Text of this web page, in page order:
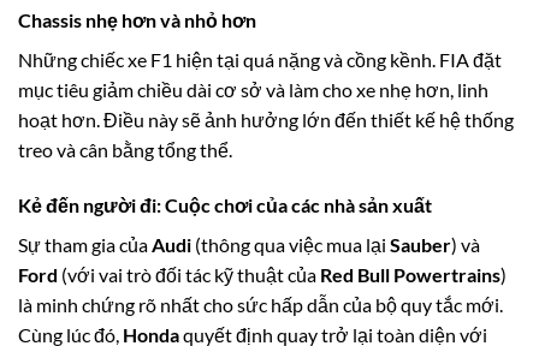
Chassis nhẹ hơn và nhỏ hơn
Những chiếc xe F1 hiện tại quá nặng và cồng kềnh. FIA đặt
mục tiêu giảm chiều dài cơ sở và làm cho xe nhẹ hơn, linh
hoạt hơn. Điều này sẽ ảnh hưởng lớn đến thiết kế hệ thống
treo và cân bằng tổng thể.
Kẻ đến người đi: Cuộc chơi của các nhà sản xuất
Sự tham gia củaAudi (thông qua việc mua lại Sauber) và
Ford (với vai trò đối tác kỹ thuật của Red Bull Powertrains)
là minh chứng rõ nhất cho sức hấp dẫn của bộ quy tắc mới.
Cùng lúc đó, Hondaquyết định quay trở lại toàn diện với